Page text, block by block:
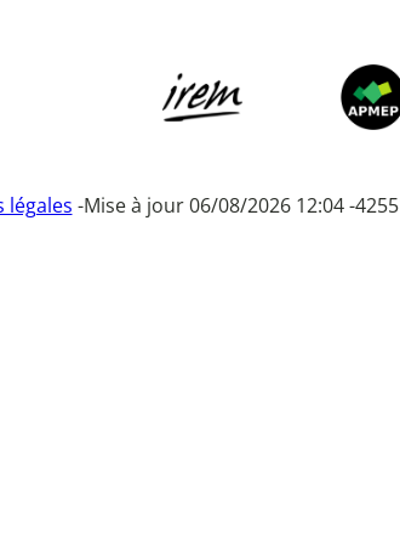
légales -Mise à jour 06/08/2026 12:04 -